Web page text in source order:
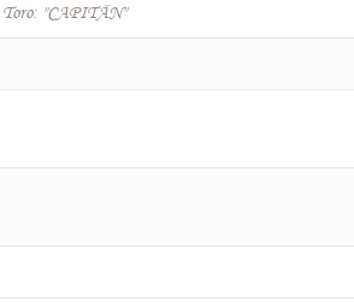
"CAPITÄN"